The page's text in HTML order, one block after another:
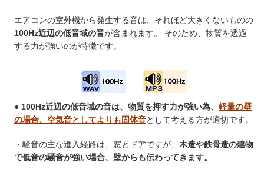
エアコンの室外機から発生する音は、それほど大きくないものの
100Hz近辺の低音域の音が含まれます。 そのため、物質を透過
する力が強いのが特徴です。
● 100Hz近辺の低音域の音は、物質を押す力が強い為、 軽量の壁
の場合、空気音としてよりも固体音として考える方が適切です。
・騒音の主な進入経路は、窓とドアですが、 木造や鉄骨造の建物
で低音の騒音が強い場合、壁からも伝わってきます。